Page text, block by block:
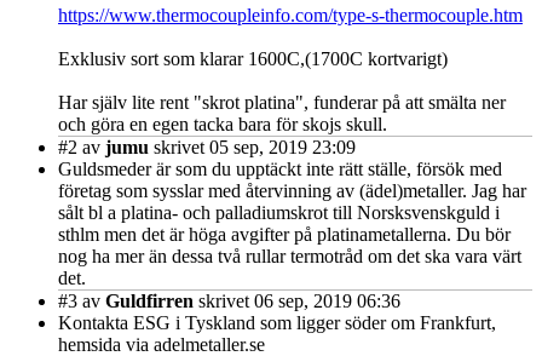
https://www.thermocoupleinfo.com/type-s-thermocouple.htm
Exklusiv sort som klarar 1600C,(1700C kortvarigt)
Har själv lite rent "skrot platina", funderar på att smälta ner
och göra en egen tacka bara för skojs skull.
#2 av jumu skrivet 05 sep, 2019 23:09
Guldsmeder är som du upptäckt inte rätt ställe, försök med
företag som sysslar med återvinning av (ädel)metaller. Jag har
sålt bl a platina- och palladiumskrot till Norsksvenskguld i
sthlm men det är höga avgifter på platinametallerna. Du bör
nog ha mer än dessa två rullar termotråd om det ska vara värt
det.
#3 av Guldfirren skrivet 06 sep, 2019 06:36
Kontakta ESG i Tyskland som ligger söder om Frankfurt,
hemsida via adelmetaller.se